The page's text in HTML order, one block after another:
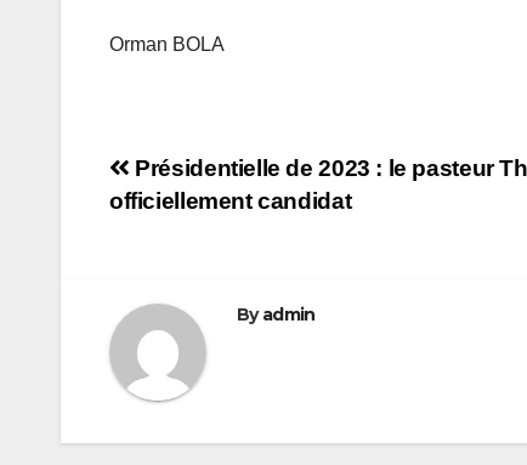
Orman BOLA
Navigation
Présidentielle de 2023 : le pasteur
officiellement candidat
Byadmin